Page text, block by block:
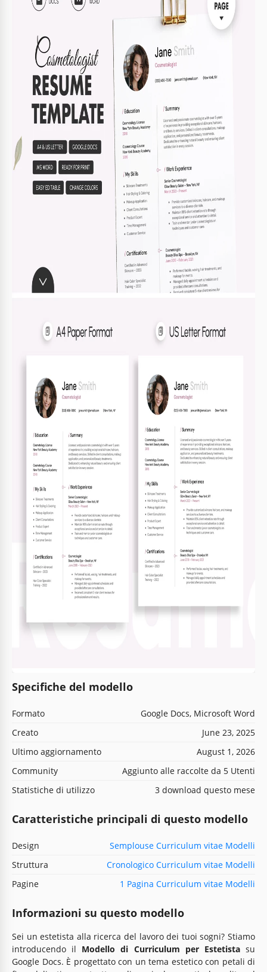
Specifiche del modello
Formato
Google Docs, Microsoft Word
Creato
June 23, 2025
Ultimo aggiornamento
August 1, 2026
Community
Aggiunto alle raccolte da 5 Utenti
Statistiche di utilizzo
3 download questo mese
Caratteristiche principali di questo modello
Design
Semplouse Curriculum vitae Modelli
Struttura
Cronologico Curriculum vitae Modelli
Pagine
1 Pagina Curriculum vitae Modelli
Informazioni su questo modello
Sei un estetista alla ricerca del lavoro dei tuoi sogni? Stiamo
introducendo il Modello di Curriculum per Estetistasu
Google Docs. È progettato con un tema estetico con petali di